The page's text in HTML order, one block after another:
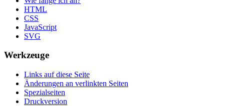
HTML
CSS
JavaScript
SVG
Werkzeuge
Links auf diese Seite
Änderungen an verlinkten Seiten
Spezialseiten
Druckversion